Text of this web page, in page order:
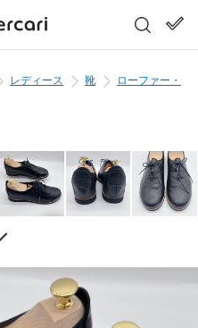
レディース 靴
ローファー・